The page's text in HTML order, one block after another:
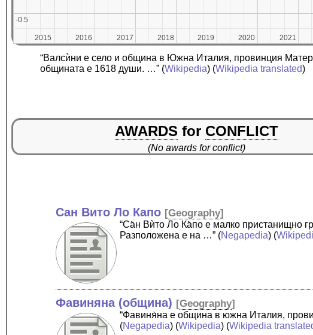
2015
2015 2016
2016 2017
2017 2018
2018 2019
2019 2020
2020 2021
2021
-0.5
-0.5
“Валсѝни е село и община в Южна Италия, провинция
общината е 1618 души. …” (Wikipedia) (Wikipedia translated)
AWARDS for CONFLICT
(No awards for conflict)
Сан Вито Ло Капо [Geography]
“Са̀н Вѝто Ло Ка̀по е малко пристанищно
Разположена е на …” (Negapedia) (
Фавиняна (община) [Geography]
“Фавиня̀на е община в южна Италия,
(Negapedia) (Wikipedia) (Wikipedia